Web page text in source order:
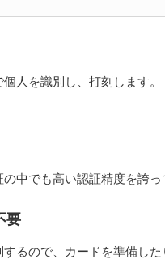
人を識別し、打刻します
中でも高い認証精度を誇っ
要
るので、カードを準備し